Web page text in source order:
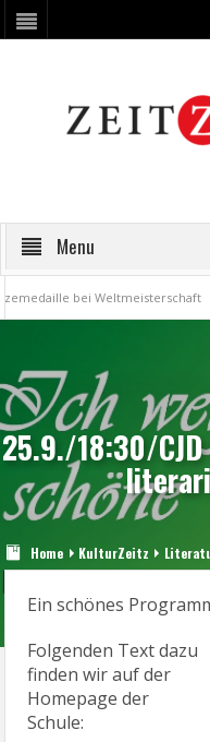
Menu
bei Weltmeisterschaft
25.9./18:30/
Home KulturZeitz
Ein schönes
Folgenden Text dazu
finden wir auf der
Homepage der
Schule: